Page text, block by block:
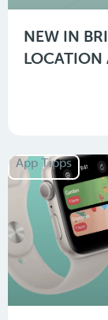
NEW IN
LOCATION
App Tipps